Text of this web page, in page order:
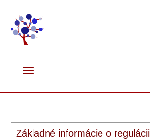
Základné informácie o regulácii